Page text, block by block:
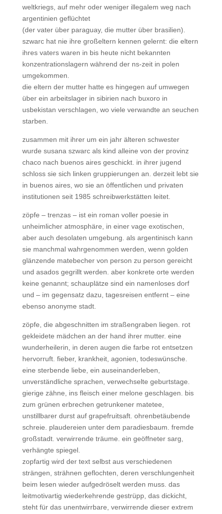
weltkriegs, auf mehr oder weniger illegalem weg nach
argentinien geflüchtet
(der vater über paraguay, die mutter über brasilien).
szwarc hat nie ihre großeltern kennen gelernt: die eltern
ihres vaters waren in bis heute nicht bekannten
konzentrationslagern während der ns-zeit in polen
umgekommen.
die eltern der mutter hatte es hingegen auf umwegen
über ein arbeitslager in sibirien nach buxoro in
usbekistan verschlagen, wo viele verwandte an seuchen
starben.
zusammen mit ihrer um ein jahr älteren schwester
wurde susana szwarc als kind alleine von der provinz
chaco nach buenos aires geschickt. in ihrer jugend
schloss sie sich linken gruppierungen an. derzeit lebt sie
in buenos aires, wo sie an öffentlichen und privaten
institutionen seit 1985 schreibwerkstätten leitet.
zöpfe – trenzas – ist ein roman voller poesie in
unheimlicher atmosphäre, in einer vage exotischen,
aber auch desolaten umgebung. als argentinisch kann
sie manchmal wahrgenommen werden, wenn golden
glänzende matebecher von person zu person gereicht
und asados gegrillt werden. aber konkrete orte werden
keine genannt; schauplätze sind ein namenloses dorf
und – im gegensatz dazu, tagesreisen entfernt – eine
ebenso anonyme stadt.
zöpfe, die abgeschnitten im straßengraben liegen. rot
gekleidete mädchen an der hand ihrer mutter. eine
wunderheilerin, in deren augen die farbe rot entsetzen
hervorruft. fieber, krankheit, agonien, todeswünsche.
eine sterbende liebe, ein auseinanderleben,
unverständliche sprachen, verwechselte geburtstage.
gierige zähne, ins fleisch einer melone geschlagen. bis
zum grünen erbrechen getrunkener matetee,
unstillbarer durst auf grapefruitsaft. ohrenbetäubende
schreie. plaudereien unter dem paradiesbaum. fremde
großstadt. verwirrende träume. ein geöffneter sarg,
verhängte spiegel.
zopfartig wird der text selbst aus verschiedenen
strängen, strähnen geflochten, deren verschlungenheit
beim lesen wieder aufgedröselt werden muss. das
leitmotivartig wiederkehrende gestrüpp, das dickicht,
steht für das unentwirrbare, verwirrende dieser extrem